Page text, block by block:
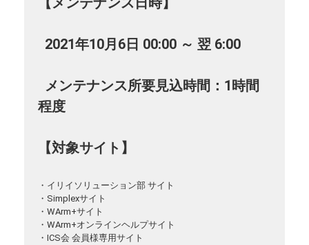
2021年10月6日 00:00 ～ 翌 6:00
メンテナンス所要見込時間：1時間
程度
【対象サイト】
・イリイソリューション部 サイト
・Simplexサイト
・WArm+サイト
・WArm+オンラインヘルプサイト
・ICS会 会員様専用サイト